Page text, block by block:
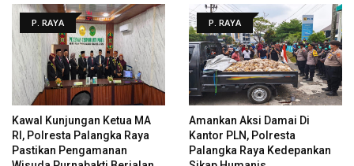
P. RAYA
Kawal Kunjungan Ketua MA
RI, Polresta Palangka Raya
Pastikan Pengamanan
P. RAYA
Amankan Aksi Damai Di
Kantor PLN, Polresta
Palangka Raya Kedepankan